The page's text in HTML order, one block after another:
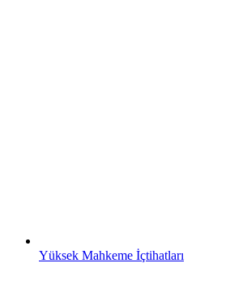
Yüksek Mahkeme İçtihatları